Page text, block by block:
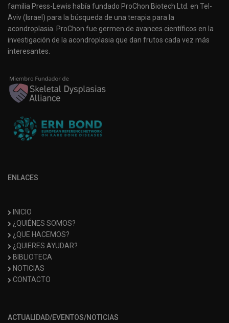
familia Press-Lewis había fundado ProChon Biotech Ltd. en Tel-
Aviv (Israel) para la búsqueda de una terapia para la
acondroplasia. ProChon fue germen de avances científicos en la
investigación de la acondroplasia que dan frutos cada vez más
interesantes.
ENLACES
INICIO
¿QUIÉNES SOMOS?
¿QUE HACEMOS?
¿QUIERES AYUDAR?
BIBLIOTECA
NOTICIAS
CONTACTO
ACTUALIDAD/EVENTOS/NOTICIAS